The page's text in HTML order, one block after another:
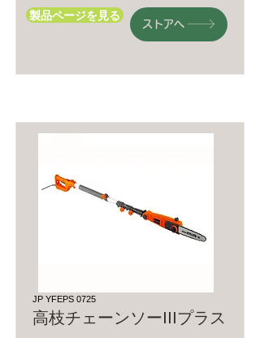
製品ページを見る
ストアへ
JP YFEPS 0725
高枝チェーンソーIIIプラス